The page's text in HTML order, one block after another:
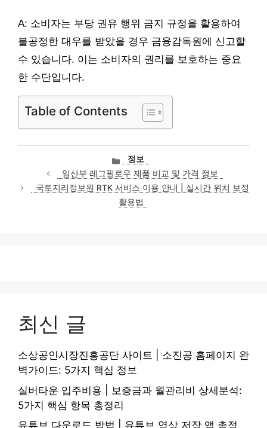
A: 소비자는 부당 권유 행위 금지 규정을 활용하여
불공정한 대우를 받았을 경우 금융감독원에 신고할
수 있습니다. 이는 소비자의 권리를 보호하는 중요
한 수단입니다.
Table of Contents
카
테
고
리
정보
임산부 레그필로우 제품 비교 및 가격 정보
국토지리정보원 RTK 서비스 이용 안내 | 실시간 위치 보정
활용법
최신 글
소상공인시장진흥공단 사이트 | 소진공 홈페이지 완
벽가이드: 5가지 핵심 정보
실버타운 입주비용 | 보증금과 월관리비 상세분석:
5가지 핵심 항목 총정리
유튜브 다운로드 방법 | 유튜브 영상 저장 앱 총정